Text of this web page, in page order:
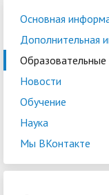
Основная
Дополнительная
Новости
Обучение
Наука
Мы ВКонтакте